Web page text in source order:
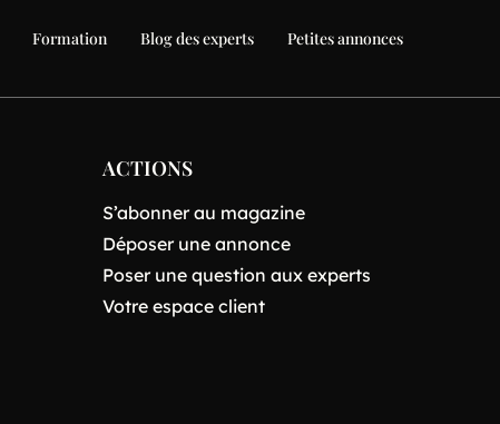
Formation Blog des experts Petites annonces
ACTIONS
S’abonner au magazine
Déposer une annonce
Poser une question aux experts
Votre espace client